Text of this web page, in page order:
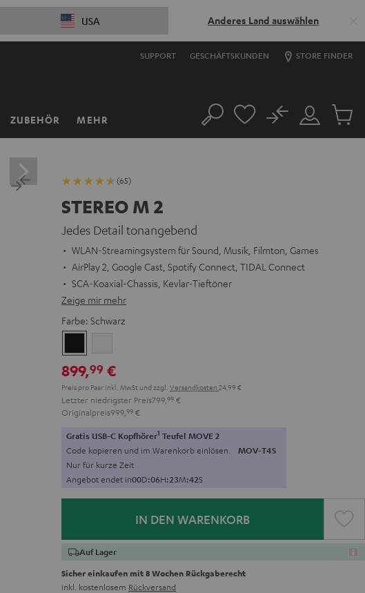
USA Anderes Land auswählen
SUPPORT GESCHÄFTSKUNDEN STORE FINDER
ZUBEHÖR MEHR Suche
Mein
Konto
No
Artikel
(65)
STEREO M 2
Jedes Detail tonangebend
WLAN-Streamingsystem für Sound, Musik, Filmton, Games
AirPlay 2, Google Cast, Spotify Connect, TIDAL Connect
SCA-Koaxial-Chassis, Kevlar-Tieftöner
Zeige mir mehr
Farbe: Schwarz
899,99 €
Preis pro Paar inkl. MwSt und zzgl. Versandkosten 24,99 €
Letzter niedrigster Preis799, 99 €
Originalpreis999, 99 €
Gratis USB-C Kopfhörer1 Teufel MOVE 2
Code kopieren und im Warenkorb einlösen. MOV-T4S
Nur für kurze Zeit
Angebot endet in00D:06H:23M:41S
IN DEN WARENKORB
Auf Lager
Sicher einkaufen mit 8 Wochen Rückgaberecht
inkl. kostenlosem Rückversand